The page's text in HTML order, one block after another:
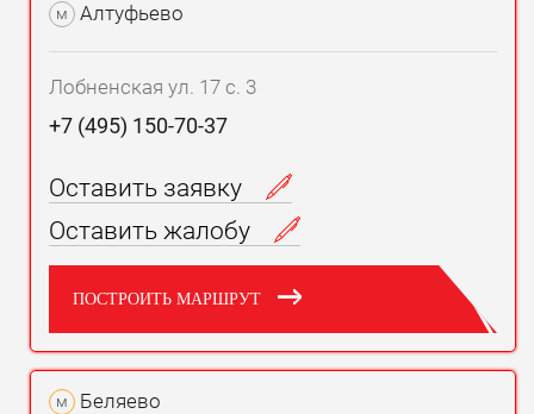
м Алтуфьево
Лобненская ул. 17 с. 3
+7 (495) 150-70-37
Оставить заявку
Оставить жалобу
ПОСТРОИТЬ МАРШРУТ
м Беляево